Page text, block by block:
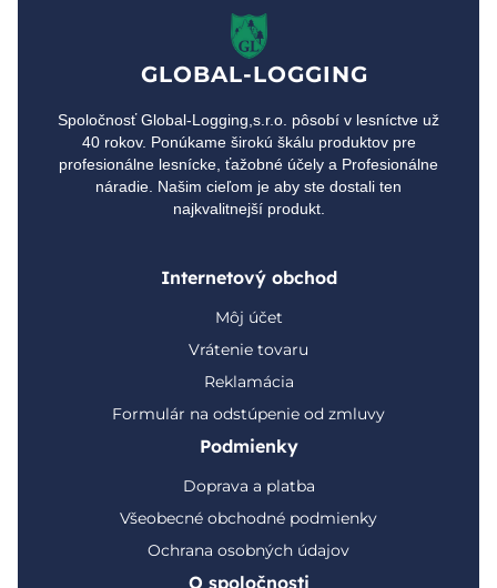
GLOBAL-LOGGING
Spoločnosť Global-Logging,s.r.o. pôsobí v lesníctve už
40 rokov. Ponúkame širokú škálu produktov pre
profesionálne lesnícke, ťažobné účely a Profesionálne
náradie. Našim cieľom je aby ste dostali ten
najkvalitnejší produkt.
Internetový obchod
Môj účet
Vrátenie tovaru
Reklamácia
Formulár na odstúpenie od zmluvy
Podmienky
Doprava a platba
Všeobecné obchodné podmienky
Ochrana osobných údajov
O spoločnosti